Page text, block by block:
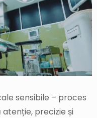
sensibile – proces
precizie și